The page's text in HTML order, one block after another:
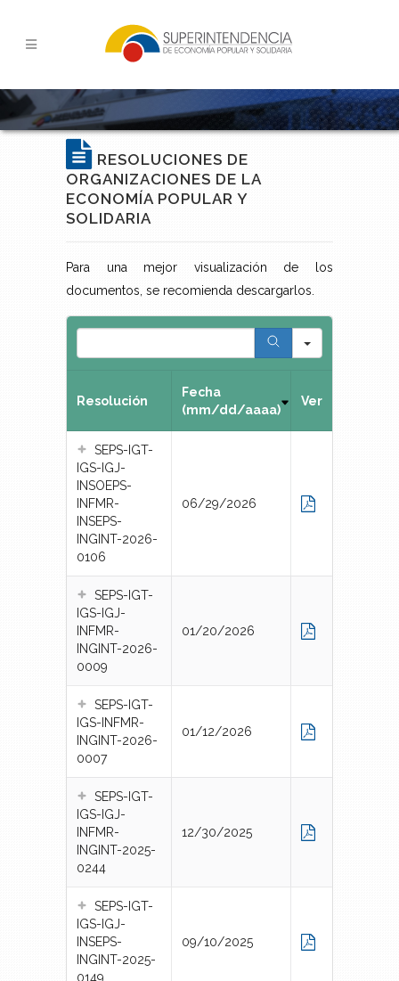
RESOLUCIONES DE
ORGANIZACIONES DE LA
ECONOMÍA POPULAR Y
SOLIDARIA
Para una mejor visualización de los
documentos, se recomienda descargarlos.
Resolución
Fecha
(mm/dd/aaaa)
Ver
SEPS-IGT-
IGS-IGJ-
INSOEPS-
INFMR-
INSEPS-
INGINT-2026-
0106
06/29/2026
SEPS-IGT-
IGS-IGJ-
INFMR-
INGINT-2026-
0009
01/20/2026
SEPS-IGT-
IGS-INFMR-
INGINT-2026-
0007
01/12/2026
SEPS-IGT-
IGS-IGJ-
INFMR-
INGINT-2025-
0244
12/30/2025
SEPS-IGT-
IGS-IGJ-
INSEPS-
INGINT-2025-
0149
09/10/2025